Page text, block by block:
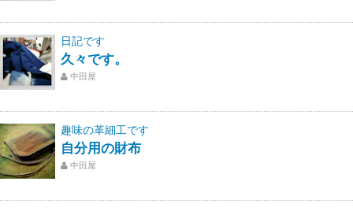
日記です
久々です。
中田屋
趣味の革細工です
自分用の財布
中田屋